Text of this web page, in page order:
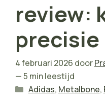
review:
precisie
4 februari 2026 door
— 5 min leestijd
Categorieën
Adidas, Metalbone,